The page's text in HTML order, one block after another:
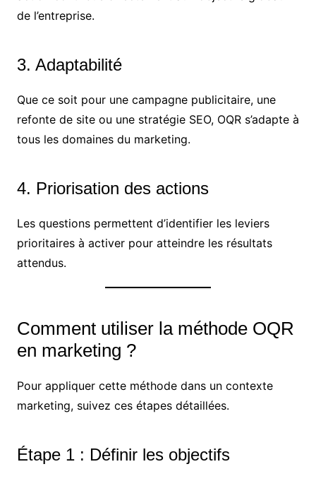
de l’entreprise.
3. Adaptabilité
Que ce soit pour une campagne publicitaire, une
refonte de site ou une stratégie SEO, OQR s’adapte à
tous les domaines du marketing.
4. Priorisation des actions
Les questions permettent d’identifier les leviers
prioritaires à activer pour atteindre les résultats
attendus.
Comment utiliser la méthode OQR
en marketing ?
Pour appliquer cette méthode dans un contexte
marketing, suivez ces étapes détaillées.
Étape 1 : Définir les objectifs